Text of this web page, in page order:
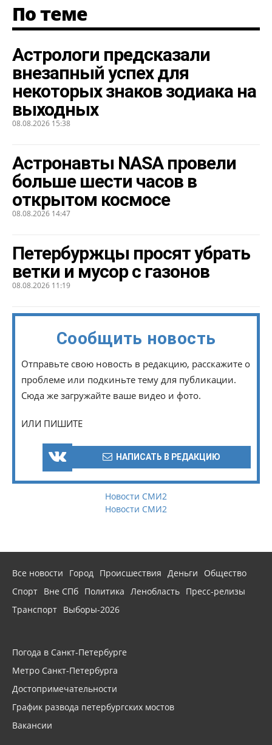
По теме
Астрологи предсказали
внезапный успех для
некоторых знаков зодиака на
выходных
08.08.2026 15:38
Астронавты NASA провели
больше шести часов в
открытом космосе
08.08.2026 14:47
Петербуржцы просят убрать
ветки и мусор с газонов
08.08.2026 11:19
Сообщить новость
Отправьте свою новость в редакцию, расскажите о
проблеме или подкиньте тему для публикации.
Сюда же загружайте ваше видео и фото.
ИЛИ ПИШИТЕ
НАПИСАТЬ В РЕДАКЦИЮ
Новости СМИ2
Новости СМИ2
Все новости Город Происшествия Деньги
Общество
Спорт Вне СПб Политика Ленобласть Пресс-релизы
Транспорт Выборы-2026
Погода в Санкт-Петербурге
Метро Санкт-Петербурга
Достопримечательности
График развода петербургских мостов
Вакансии